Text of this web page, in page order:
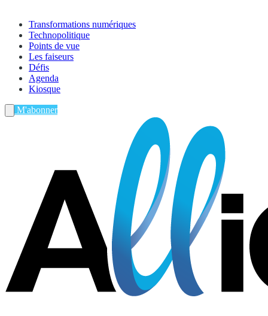
Transformations numériques
Technopolitique
Points de vue
Les faiseurs
Défis
Agenda
Kiosque
M'abonner